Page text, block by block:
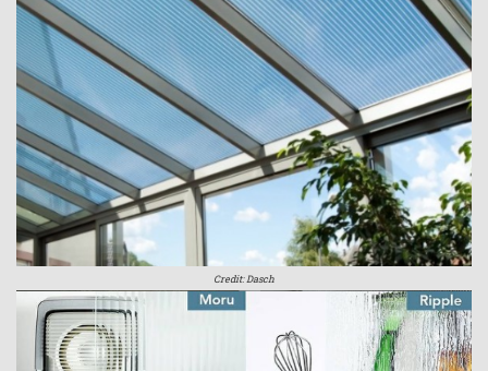
Credit: Dasch